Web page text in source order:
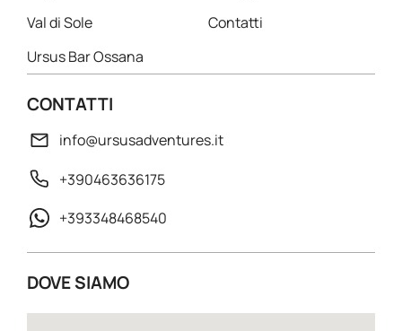
Val di Sole
Ursus Bar Ossana
Contatti
CONTATTI
info@ursusadventures.it
+390463636175
+393348468540
DOVE SIAMO